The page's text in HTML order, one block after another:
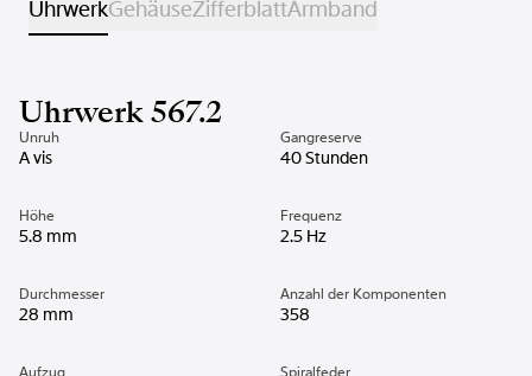
UhrwerkGehäuseZifferblattArmband
Uhrwerk 567.2
Unruh
A vis
Gangreserve
40 Stunden
Höhe
5.8 mm
Frequenz
2.5 Hz
Durchmesser
28 mm
Anzahl der Komponenten
358